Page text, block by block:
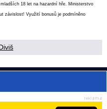
18 let na hazardní hře. Ministerstvo
závislost! Využití bonusů je podmíněno